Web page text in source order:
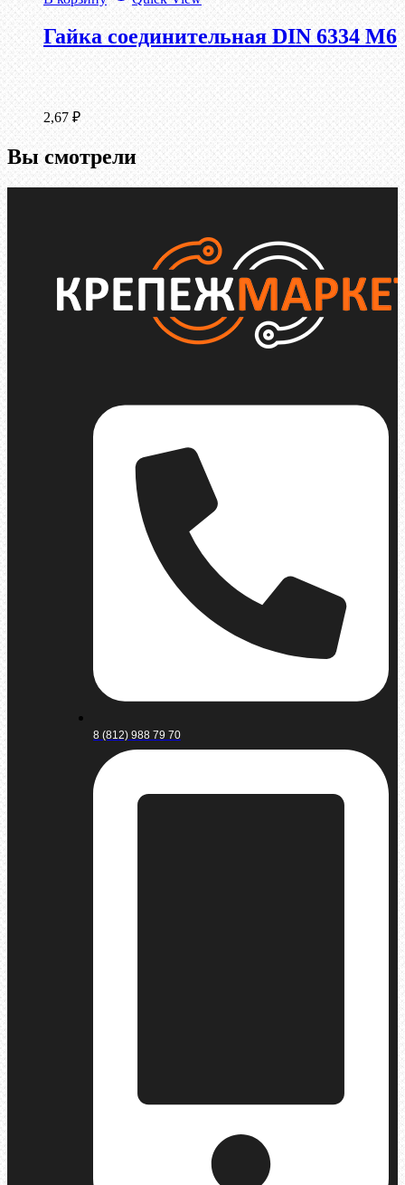
Гайка соединительная DIN 6334 М6
2,67 ₽
Вы смотрели
8 (812) 988 79 70